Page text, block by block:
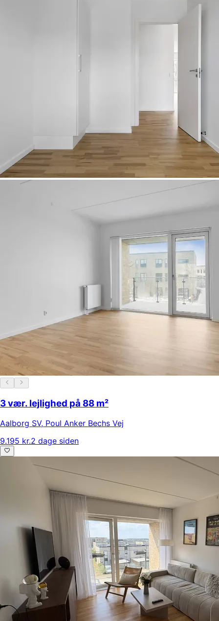
3 vær. lejlighed på 88 m²
Aalborg SV, Poul Anker Bechs Vej
9.195 kr.2 dage siden